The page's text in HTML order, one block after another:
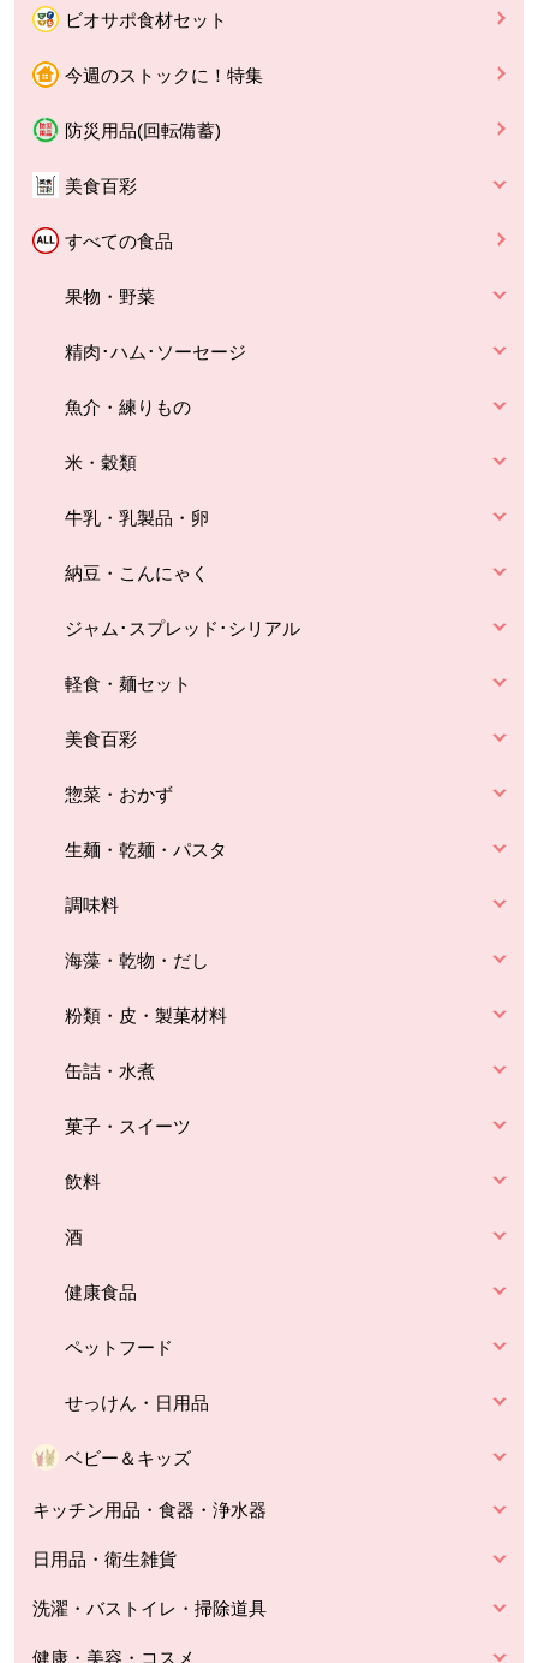
ビオサポ食材セット
今週のストックに！特集
防災用品(回転備蓄)
美食百彩
すべての食品
果物・野菜
精肉･ハム･ソーセージ
魚介・練りもの
米・穀類
牛乳・乳製品・卵
納豆・こんにゃく
ジャム･スプレッド･シリアル
軽食・麺セット
美食百彩
惣菜・おかず
生麺・乾麺・パスタ
調味料
海藻・乾物・だし
粉類・皮・製菓材料
缶詰・水煮
菓子・スイーツ
飲料
酒
健康食品
ペットフード
せっけん・日用品
ベビー＆キッズ
キッチン用品・食器・浄水器
日用品・衛生雑貨
洗濯・バストイレ・掃除道具
健康・美容・コスメ